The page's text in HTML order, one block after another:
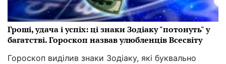
Гроші, удача і успіх: ці знаки Зодіаку "потонуть" у
багатстві. Гороскоп назвав улюбленців Всесвіту
Гороскоп виділив знаки Зодіаку, які буквально